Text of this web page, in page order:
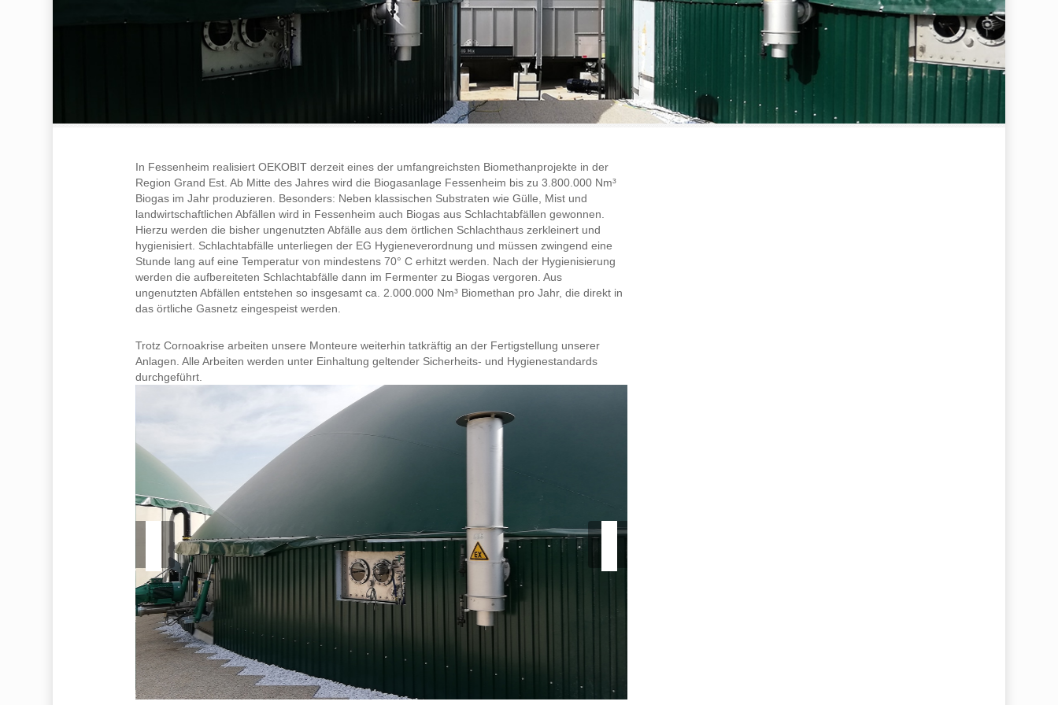
In Fessenheim realisiert OEKOBIT derzeit eines der umfangreichsten Biomethanprojekte in der
Region Grand Est. Ab Mitte des Jahres wird die Biogasanlage Fessenheim bis zu 3.800.000 Nm³
Biogas im Jahr produzieren. Besonders: Neben klassischen Substraten wie Gülle, Mist und
landwirtschaftlichen Abfällen wird in Fessenheim auch Biogas aus Schlachtabfällen gewonnen.
Hierzu werden die bisher ungenutzten Abfälle aus dem örtlichen Schlachthaus zerkleinert und
hygienisiert. Schlachtabfälle unterliegen der EG Hygieneverordnung und müssen zwingend eine
Stunde lang auf eine Temperatur von mindestens 70° C erhitzt werden. Nach der Hygienisierung
werden die aufbereiteten Schlachtabfälle dann im Fermenter zu Biogas vergoren. Aus
ungenutzten Abfällen entstehen so insgesamt ca. 2.000.000 Nm³ Biomethan pro Jahr, die direkt in
das örtliche Gasnetz eingespeist werden.
Trotz Cornoakrise arbeiten unsere Monteure weiterhin tatkräftig an der Fertigstellung unserer
Anlagen. Alle Arbeiten werden unter Einhaltung geltender Sicherheits- und Hygienestandards
durchgeführt.